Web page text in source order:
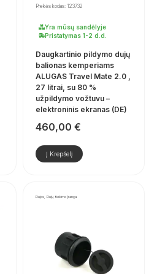
Prekės kodas: 123732
Yra mūsų sandėlyje
Pristatymas 1-2 d.d.
Daugkartinio pildymo dujų
balionas kemperiams
ALUGAS Travel Mate 2.0 ,
27 litrai, su 80 %
užpildymo vožtuvu –
elektroninis ekranas (DE)
460,00 €
Į Krepšelį
Dujos, Dujų tiekimo įranga